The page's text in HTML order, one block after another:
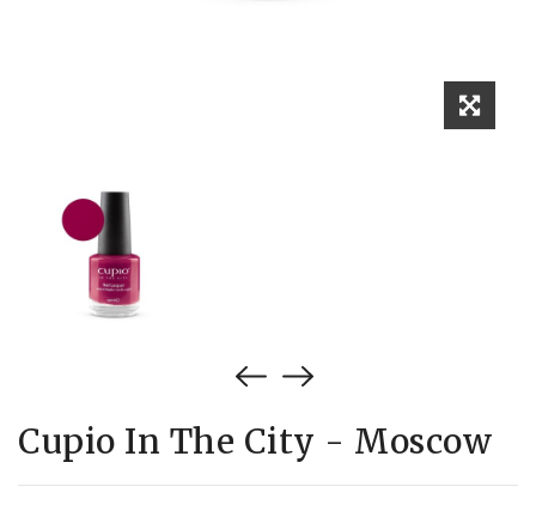
Cupio In The City - Moscow